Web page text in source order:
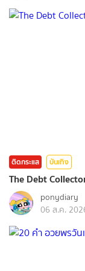
ติดกระแส บันเทิง
The Debt
ponydiary
06 ส.ค.